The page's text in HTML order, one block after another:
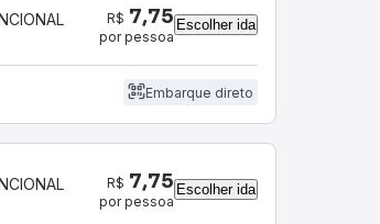
R$ 7,75
por pessoa
Escolher ida
Embarque direto
R$ 7,75
por pessoa
Escolher ida